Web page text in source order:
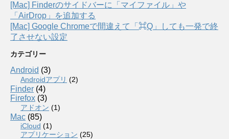
[Mac] Finderのサイドバーに「マイファイル」や
「AirDrop」を追加する
[Mac] Google Chromeで間違えて「⌘Q」しても一発で終
了させない設定
カテゴリー
Android (3)
Androidアプリ (2)
Finder (4)
Firefox (3)
アドオン (1)
Mac (85)
iCloud (1)
アプリケーション (25)